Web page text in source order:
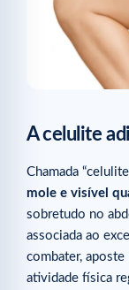
A celulite
Chamada
mole e visível
sobretudo no
associada ao
combater, aposte
atividade física